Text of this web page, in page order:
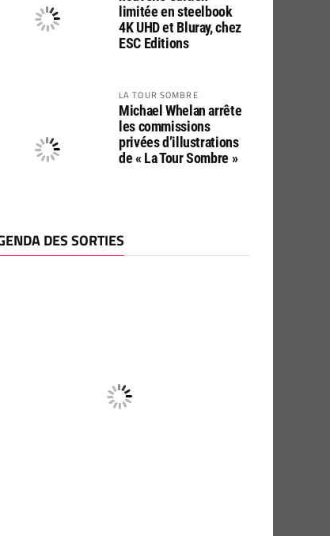
limitée en steelbook
4K UHD et Bluray, chez
ESC Editions
LA TOUR SOMBRE
Michael Whelan arrête
les commissions
privées d’illustrations
de « La Tour Sombre »
DES SORTIES